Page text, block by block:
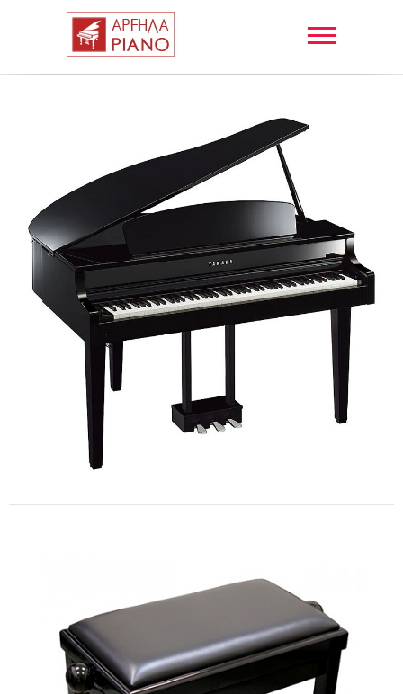
АРЕНДА
РОЯЛЕЙ в
Москве и
Подмосковье
+7 (495) 792-
00-93